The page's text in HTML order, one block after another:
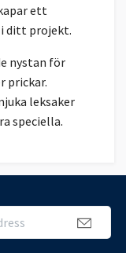
ett
ditt projekt.
nystan för
prickar.
leksaker
speciella.